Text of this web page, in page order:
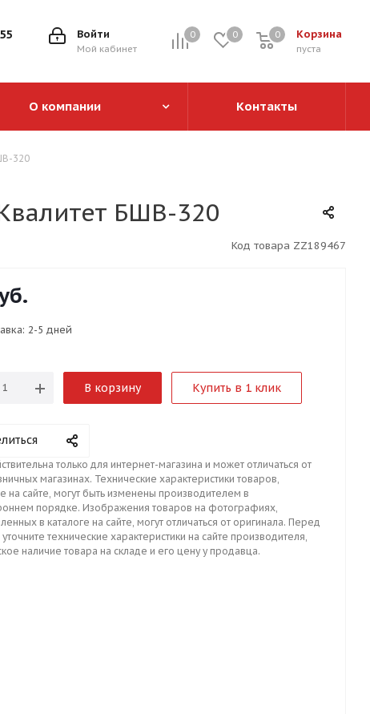
0 0 Корзина
0
пуста
0
Войти
Мой кабинет
О компании Контакты
320
БШВ-320
Код товара ZZ189467
2-5 дней
В корзину Купить в 1 клик
только для интернет-магазина и может отличаться от
магазинах. Технические характеристики товаров,
на сайте, могут быть изменены производителем в
порядке. Изображения товаров на фотографиях,
в каталоге на сайте, могут отличаться от оригинала. Перед
технические характеристики на сайте производителя,
наличие товара на складе и его цену у продавца.